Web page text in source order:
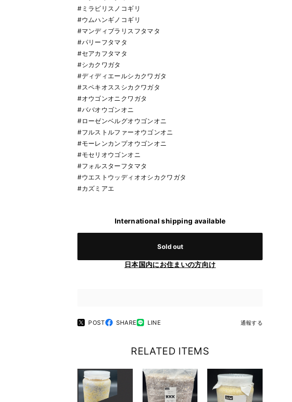
#ミラビリスノコギリ
#ウムハンギノコギリ
#マンディブラリスフタマタ
#パリーフタマタ
#セアカフタマタ
#シカクワガタ
#ディディエールシカクワガタ
#スペキオススシカクワガタ
#オウゴンオニクワガタ
#ババオウゴンオニ
#ローゼンベルグオウゴンオニ
#フルストルファーオウゴンオニ
#モーレンカンプオウゴンオニ
#モセリオウゴンオニ
#フォルスターフタマタ
#ウエストウッディオオシカクワガタ
#カズミアエ
International shipping available
Sold out
日本国内にお住まいの方向け
POST SHARE LINE 通報する
RELATED ITEMS